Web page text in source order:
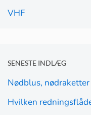
VHF
SENESTE INDLÆG
Nødblus,
Hvilken